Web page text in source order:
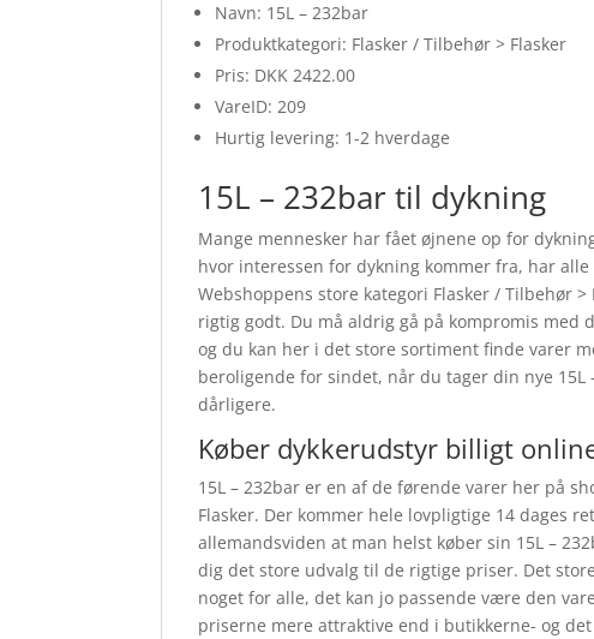
Navn: 15L – 232bar
Produktkategori: Flasker / Tilbehør > Flasker
Pris: DKK 2422.00
VareID: 209
Hurtig levering: 1-2 hverdage
15L – 232bar til dykning
Mange mennesker har fået øjnene op for
hvor interessen for dykning kommer fra, har
Webshoppens store kategori Flasker / Tilbehør
rigtig godt. Du må aldrig gå på kompromis med
og du kan her i det store sortiment finde varer
beroligende for sindet, når du tager din nye
dårligere.
Køber dykkerudstyr billigt
15L – 232bar er en af de førende varer her på
Flasker. Der kommer hele lovpligtige 14 dages
allemandsviden at man helst køber sin 15L –
dig det store udvalg til de rigtige priser. Det
noget for alle, det kan jo passende være den
priserne mere attraktive end i butikkerne- og